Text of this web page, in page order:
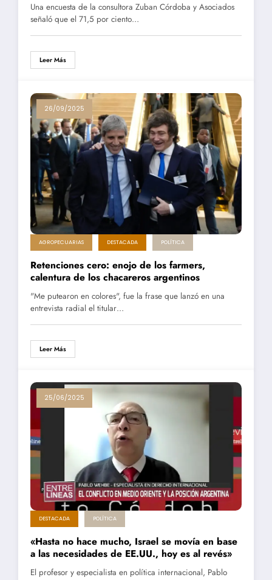
Una encuesta de la consultora Zuban Córdoba y Asociados
señaló que el 71,5 por ciento…
Leer Más
26/09/2025
AGROPECUARIAS DESTACADA POLÍTICA
Retenciones cero: enojo de los farmers,
calentura de los chacareros argentinos
"Me putearon en colores", fue la frase que lanzó en una
entrevista radial el titular…
Leer Más
25/06/2025
DESTACADA POLÍTICA
«Hasta no hace mucho, Israel se movía en base
a las necesidades de EE.UU., hoy es al revés»
El profesor y especialista en política internacional, Pablo